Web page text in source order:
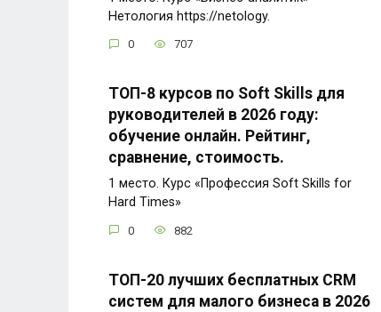
Нетология https://netology.
0 707
ТОП-8 курсов по Soft Skills для
руководителей в 2026 году:
обучение онлайн. Рейтинг,
сравнение, стоимость.
1 место. Курс «Профессия Soft Skills for
Hard Times»
0 882
ТОП-20 лучших бесплатных CRM
систем для малого бизнеса в 2026